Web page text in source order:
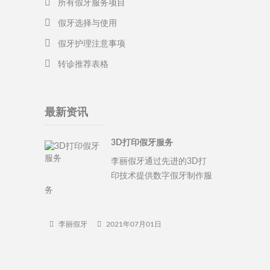
所有假牙服务项目
假牙选择与使用
假牙护理注意事项
转诊推荐表格
最新资讯
3D打印假牙服务
李丽假牙通过先进的3D打
印技术提供数字假牙制作服
务
李丽假牙 2021年07月01日